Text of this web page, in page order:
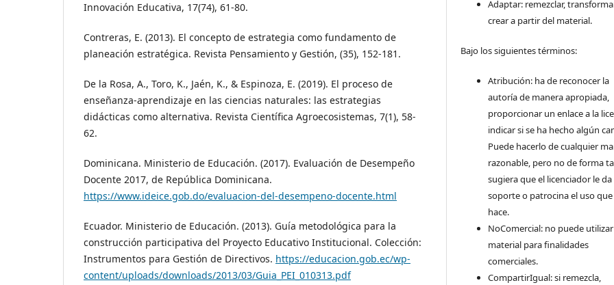
Innovación Educativa, 17(74), 61-80.
Contreras, E. (2013). El concepto de estrategia como fundamento de
planeación estratégica. Revista Pensamiento y Gestión, (35), 152-181.
De la Rosa, A., Toro, K., Jaén, K., & Espinoza, E. (2019). El proceso de
enseñanza-aprendizaje en las ciencias naturales: las estrategias
didácticas como alternativa. Revista Científica Agroecosistemas, 7(1), 58-
62.
Dominicana. Ministerio de Educación. (2017). Evaluación de Desempeño
Docente 2017, de República Dominicana.
https://www.ideice.gob.do/evaluacion-del-desempeno-docente.html
Ecuador. Ministerio de Educación. (2013). Guía metodológica para la
construcción participativa del Proyecto Educativo Institucional. Colección:
Instrumentos para Gestión de Directivos. https://educacion.gob.ec/wp-
content/uploads/downloads/2013/03/Guia_PEI_010313.pdf
Adaptar: remezclar,
crear a partir del material.
Bajo los siguientes términos:
Atribución: ha de reconocer la
autoría de manera apropiada,
proporcionar un enlace a la
indicar si se ha hecho algún
Puede hacerlo de cualquier
razonable, pero no de forma
sugiera que el licenciador le da
soporte o patrocina el uso que
hace.
NoComercial: no puede
material para finalidades
comerciales.
CompartirIgual: si remezcla,